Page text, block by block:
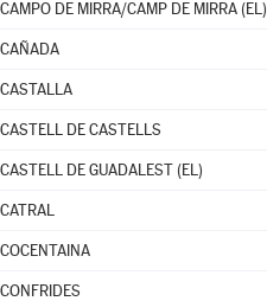
CAMPO DE MIRRA/CAMP DE MIRRA (EL)
CAÑADA
CASTALLA
CASTELL DE CASTELLS
CASTELL DE GUADALEST (EL)
CATRAL
COCENTAINA
CONFRIDES